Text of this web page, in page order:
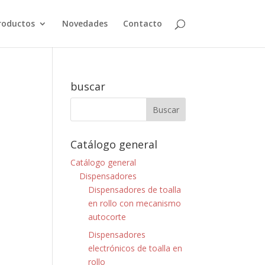
Novedades Contacto
buscar
Catálogo general
Catálogo general
Dispensadores
Dispensadores de toalla
en rollo con mecanismo
autocorte
Dispensadores
electrónicos de toalla en
rollo